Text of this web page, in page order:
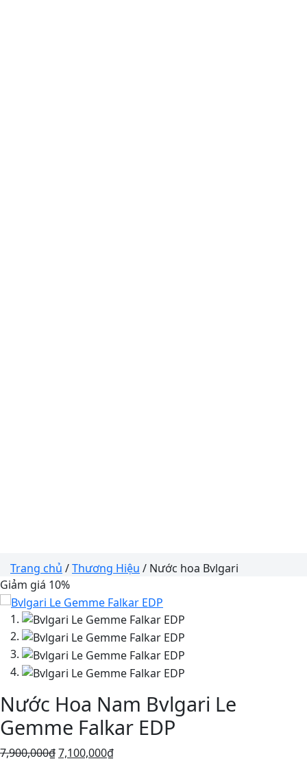
Trang chủ /Thương Hiệu / Nước hoa Bvlgari
Giảm giá 10%
Nước Hoa Nam Bvlgari Le
Gemme Falkar EDP
7,900,000₫Giá
7,100,000₫Giá